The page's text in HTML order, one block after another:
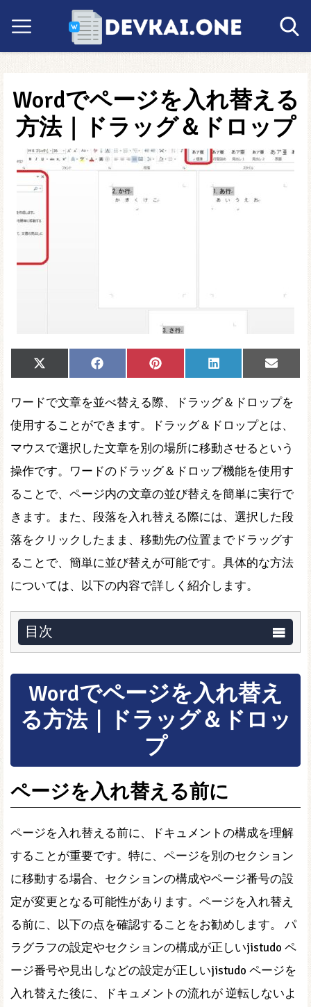
Wordでページを入れ替える
方法｜ドラッグ＆ドロップ
Share
on
X
(Twitter)
Share
on
Facebook
Share
on
Pinterest
Share
on
LinkedIn
Share
on
Email
ワードで文章を並べ替える際、ドラッグ＆ドロップを
使用することができます。ドラッグ＆ドロップとは、
マウスで選択した文章を別の場所に移動させるという
操作です。ワードのドラッグ＆ドロップ機能を使用す
ることで、ページ内の文章の並び替えを簡単に実行で
きます。また、段落を入れ替える際には、選択した段
落をクリックしたまま、移動先の位置までドラッグす
ることで、簡単に並び替えが可能です。具体的な方法
については、以下の内容で詳しく紹介します。
目次
Wordでページを入れ替え
る方法｜ドラッグ＆ドロッ
プ
ページを入れ替える前に
ページを入れ替える前に、ドキュメントの構成を理解
することが重要です。特に、ページを別のセクション
に移動する場合、セクションの構成やページ番号の設
定が変更となる可能性があります。ページを入れ替え
る前に、以下の点を確認することをお勧めします。 パ
ラグラフの設定やセクションの構成が正しいjistudo ペ
ージ番号や見出しなどの設定が正しいjistudo ページを
入れ替えた後に、ドキュメントの流れが 逆転しないよ